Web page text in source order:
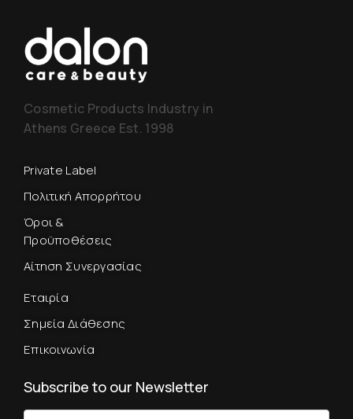
Cosmetic Products Industry in
Athens Greece Est. 1998
Private Label
Πολιτική Απορρήτου
Όροι &
Προϋποθέσεις
Αίτηση Συνεργασίας
Εταιρία
Σημεία Διάθεσης
Επικοινωνία
Subscribe to our Newsletter